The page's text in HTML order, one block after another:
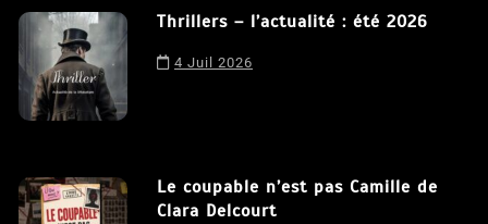
Thrillers – l’actualité : été 2026
4 Juil 2026
Le coupable n’est pas Camille de
Clara Delcourt